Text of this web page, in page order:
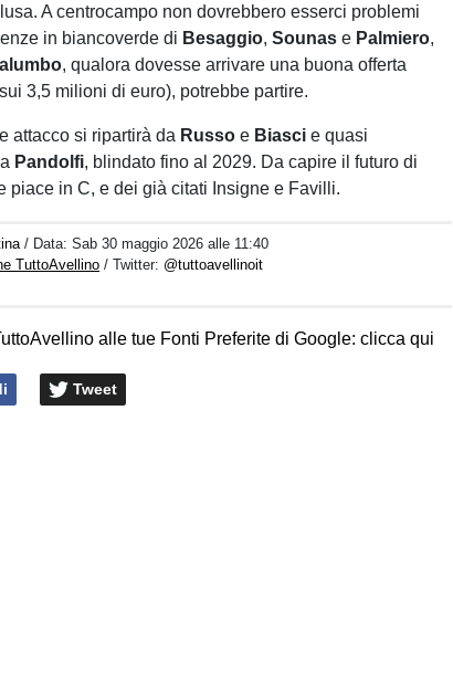
A centrocampo non dovrebbero esserci problemi
in biancoverde di Besaggio,Sounase Palmiero,
, qualora dovesse arrivare una buona offerta
3,5 milioni di euro), potrebbe partire.
attacco si ripartirà da Russoe Biascie quasi
Pandolfi, blindato fino al 2029. Da capire il futuro di
piace in C, e dei già citati Insigne e Favilli.
/ Data:Sab 30 maggio 2026 alle 11:40
TuttoAvellino / Twitter: @tuttoavellinoit
alle tue Fonti Preferite di Google: clicca qui
Tweet